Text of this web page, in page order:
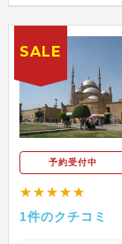
予約受付中
★★★★★
1件のクチコミ
SALE